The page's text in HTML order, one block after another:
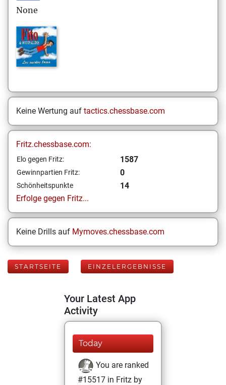
None
Keine Wertung auf tactics.chessbase.com
Fritz.chessbase.com:
Elo gegen Fritz: 1587
Gewinnpartien Fritz: 0
Schönheitspunkte
14
Erfolge gegen Fritz...
Keine Drills auf Mymoves.chessbase.com
STARTSEITE EINZELERGEBNISSE
Your Latest App
Activity
Today
You are ranked
#15517 in Fritz by